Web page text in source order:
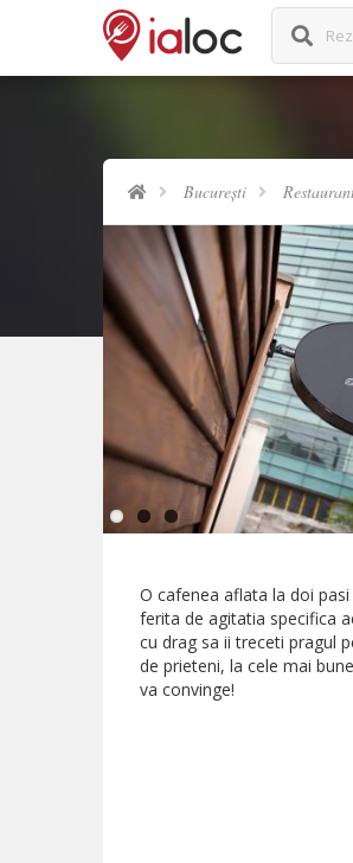
București
O cafenea aflata la doi
ferita de agitatia specifica
cu drag sa ii treceti pragul
de prieteni, la cele mai
va convinge!